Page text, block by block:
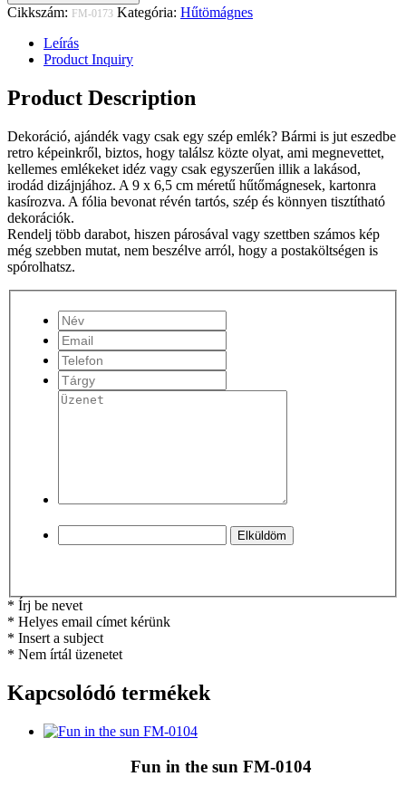
Cikkszám: FM-0173 Kategória: Hűtömágnes
Leírás
Product Inquiry
Product Description
Dekoráció, ajándék vagy csak egy szép emlék? Bármi is jut eszedbe
retro képeinkről, biztos, hogy találsz közte olyat, ami megnevettet,
kellemes emlékeket idéz vagy csak egyszerűen illik a lakásod,
irodád dizájnjához. A 9 x 6,5 cm méretű hűtőmágnesek, kartonra
kasírozva. A fólia bevonat révén tartós, szép és könnyen tisztítható
dekorációk.
Rendelj több darabot, hiszen párosával vagy szettben számos kép
még szebben mutat, nem beszélve arról, hogy a postaköltségen is
spórolhatsz.
* Írj be nevet
* Helyes email címet kérünk
* Insert a subject
* Nem írtál üzenetet
Kapcsolódó termékek
Fun in the sun FM-0104